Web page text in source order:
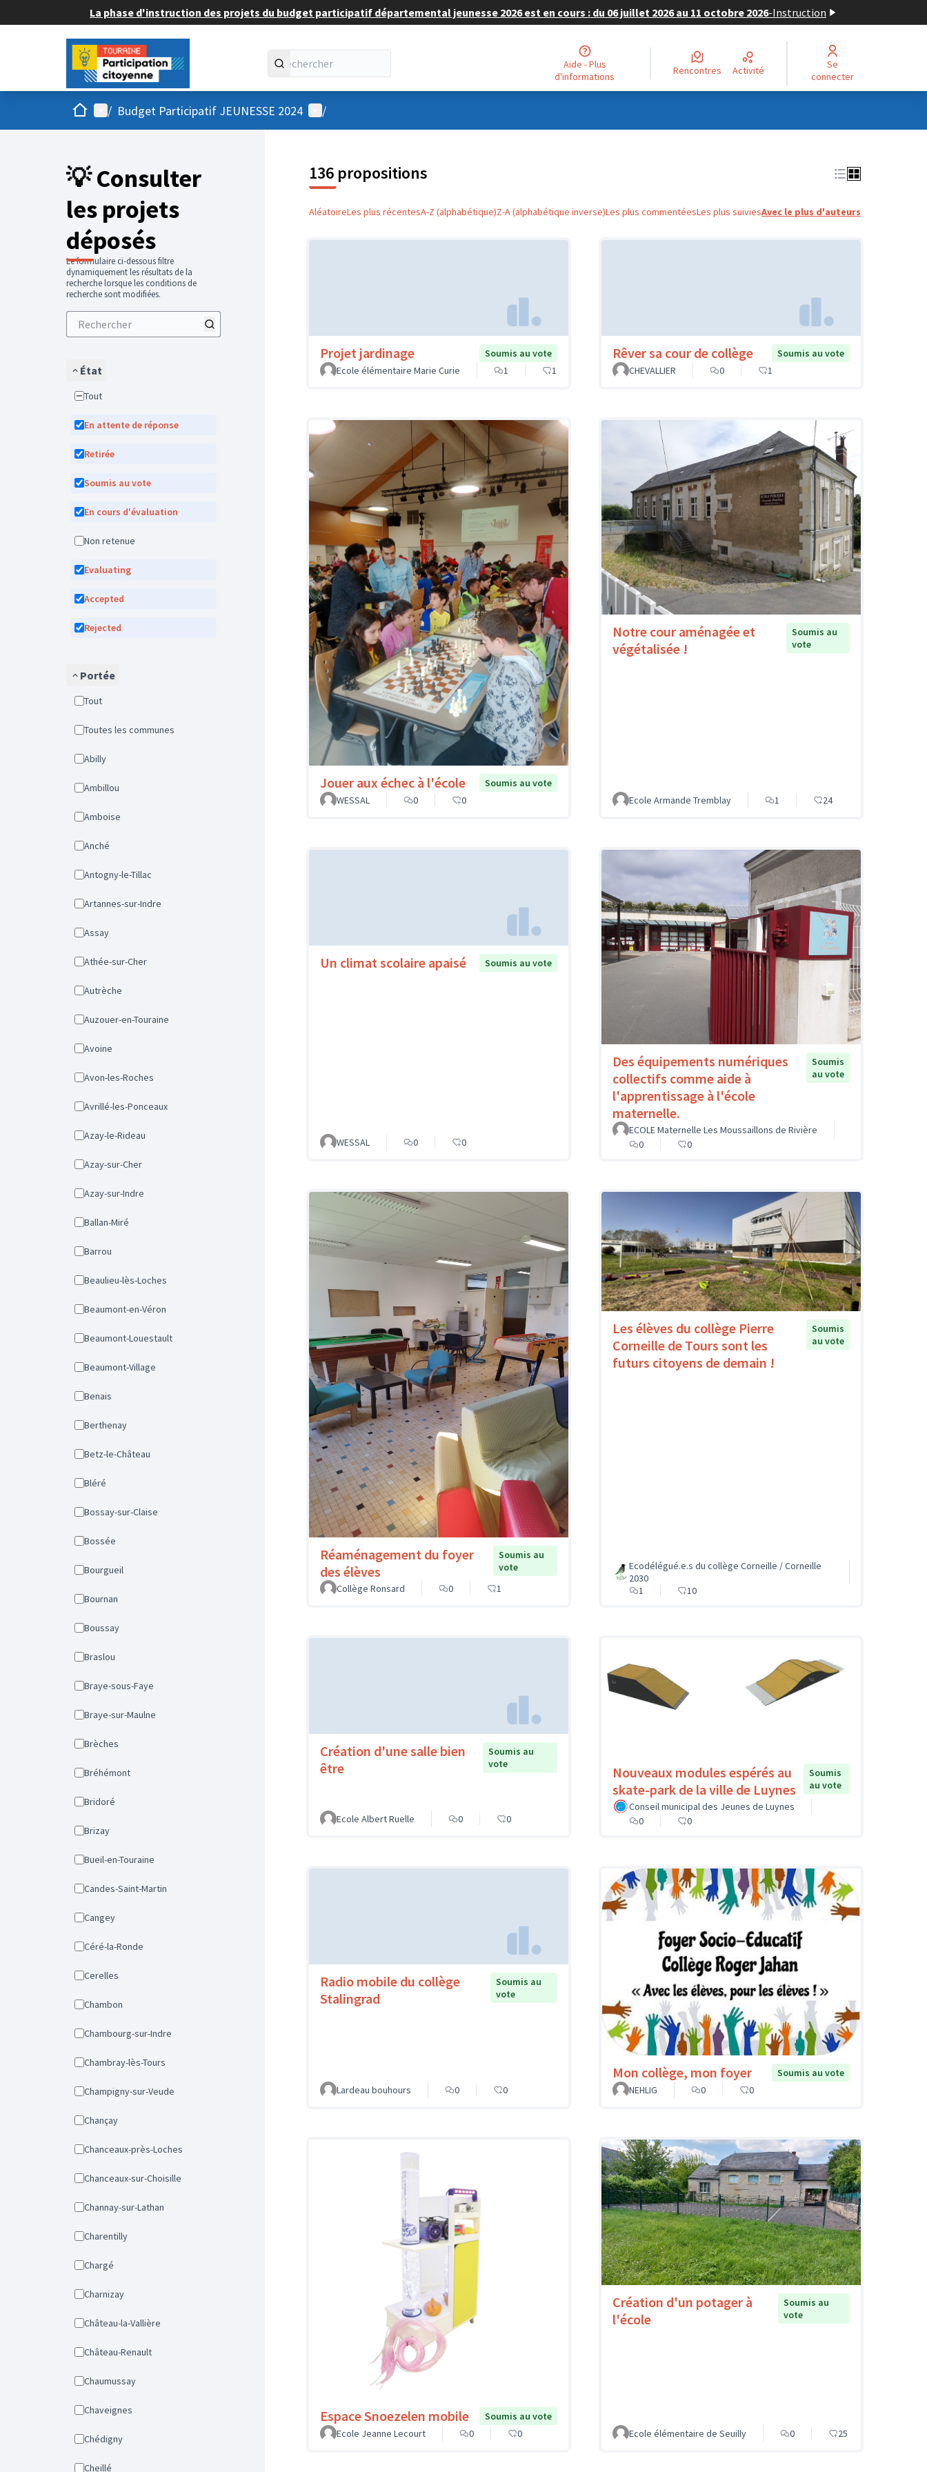
La phase d'instruction des projets du budget participatif départemental jeunesse 2026 est en cours : du 06 juillet 2026 au 11 octobre 2026-Instruction
Aide - Plus
d'informations
Rencontres Activité
Se
connecter
AccueilMenu principal
/ Budget Participatif JEUNESSE 2024 Menu utilisateur
/
💡 Consulter
les projets
déposés
Le formulaire ci-dessous filtre
dynamiquement les résultats de la
recherche lorsque les conditions de
recherche sont modifiées.
État
Tout
En attente de réponse
Retirée
Soumis au vote
En cours d'évaluation
Non retenue
Evaluating
Accepted
Rejected
Portée
Tout
Toutes les communes
Abilly
Ambillou
Amboise
Anché
Antogny-le-Tillac
Artannes-sur-Indre
Assay
Athée-sur-Cher
Autrèche
Auzouer-en-Touraine
Avoine
Avon-les-Roches
Avrillé-les-Ponceaux
Azay-le-Rideau
Azay-sur-Cher
Azay-sur-Indre
Ballan-Miré
Barrou
Beaulieu-lès-Loches
Beaumont-en-Véron
Beaumont-Louestault
Beaumont-Village
Benais
Berthenay
Betz-le-Château
Bléré
Bossay-sur-Claise
Bossée
Bourgueil
Bournan
Boussay
Braslou
Braye-sous-Faye
Braye-sur-Maulne
Brèches
Bréhémont
Bridoré
Brizay
Bueil-en-Touraine
Candes-Saint-Martin
Cangey
Céré-la-Ronde
Cerelles
Chambon
Chambourg-sur-Indre
Chambray-lès-Tours
Champigny-sur-Veude
Chançay
Chanceaux-près-Loches
Chanceaux-sur-Choisille
Channay-sur-Lathan
Charentilly
Chargé
Charnizay
Château-la-Vallière
Château-Renault
Chaumussay
Chaveignes
Chédigny
Cheillé
136 propositions
AléatoireLes plus récentesA-Z (alphabétique)Z-A (alphabétique inverse)Les plus commentéesLes plus suiviesAvec le plus d'auteurs
Projet jardinage
Soumis au vote
Ecole élémentaire Marie Curie
1 1
Rêver sa cour de collège
Soumis au vote
CHEVALLIER
0 1
Jouer aux échec à l'école
Soumis au vote
WESSAL
0 0
Notre cour aménagée et
végétalisée !
Soumis au
vote
Ecole Armande Tremblay 1 24
Un climat scolaire apaisé Soumis au vote
WESSAL 0 0
Des équipements numériques
collectifs comme aide à
l'apprentissage à l'école
maternelle.
Soumis
au vote
ECOLE Maternelle Les Moussaillons de Rivière
0
0
Réaménagement du foyer
des élèves
Soumis au
vote
Collège Ronsard
0 1
Les élèves du collège Pierre
Corneille de Tours sont les
futurs citoyens de demain !
Soumis
au vote
Ecodélégué.e.s du collège Corneille / Corneille
2030
1
10
Création d'une salle bien
être
Soumis au
vote
Ecole Albert Ruelle 0 0
Nouveaux modules espérés au
skate-park de la ville de Luynes
Soumis
au vote
Conseil municipal des Jeunes de Luynes
0
0
Radio mobile du collège
Stalingrad
Soumis au
vote
Lardeau bouhours 0 0
Mon collège, mon foyer
Soumis au vote
NEHLIG
0 0
Espace Snoezelen mobile
Soumis au vote
Ecole Jeanne Lecourt
0 0
Création d'un potager à
l'école
Soumis au
vote
Ecole élémentaire de Seuilly 0 25